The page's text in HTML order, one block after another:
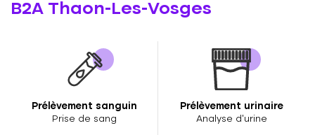
B2A Thaon-Les-Vosges
Prélèvement sanguin
Prise de sang
Prélèvement urinaire
Analyse d’urine